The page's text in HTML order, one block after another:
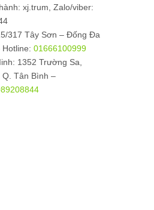
xj.trum, Zalo/viber:
317 Tây Sơn – Đống Đa
01666100999
1352 Trường Sa,
Tân Bình –